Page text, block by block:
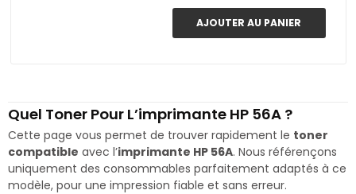
AJOUTER AU PANIER
Quel Toner Pour L’imprimante HP 56A ?
Cette page vous permet de trouver rapidement le toner
compatible avec l’imprimante HP 56A. Nous référençons
uniquement des consommables parfaitement adaptés à ce
modèle, pour une impression fiable et sans erreur.